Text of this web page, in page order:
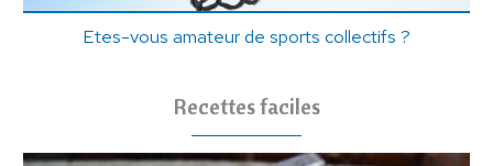
Etes-vous amateur de sports collectifs ?
Recettes faciles